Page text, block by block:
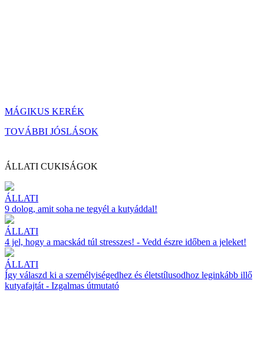
MÁGIKUS KERÉK
TOVÁBBI JÓSLÁSOK
ÁLLATI CUKISÁGOK
ÁLLATI
9 dolog, amit soha ne tegyél a kutyáddal!
ÁLLATI
4 jel, hogy a macskád túl stresszes! - Vedd észre időben a jeleket!
ÁLLATI
Így válaszd ki a személyiségedhez és életstílusodhoz leginkább illő
kutyafajtát - Izgalmas útmutató